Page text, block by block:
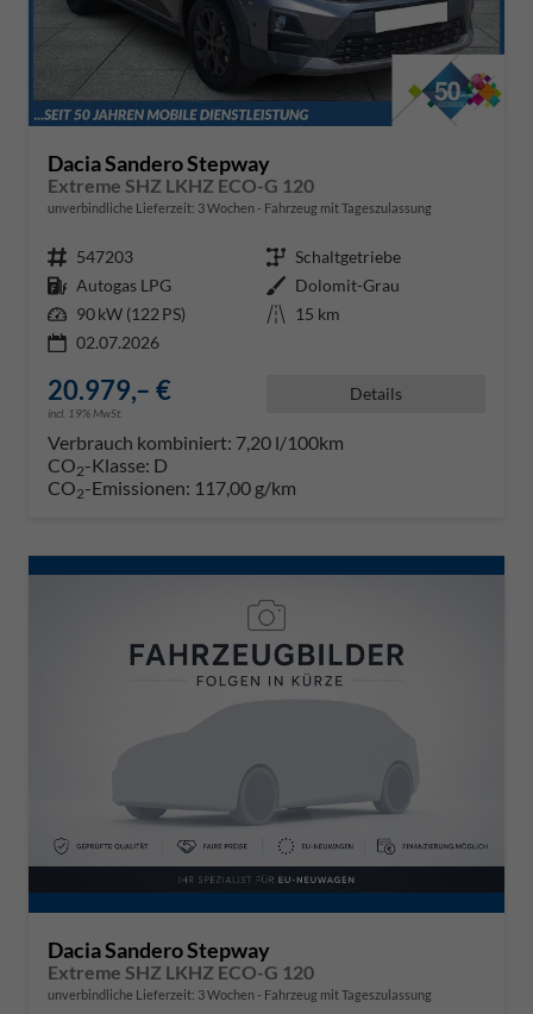
Dacia Sandero Stepway
Extreme SHZ LKHZ ECO-G 120
unverbindliche Lieferzeit: 3 Wochen Fahrzeug mit Tageszulassung
Fahrzeugnr. 547203 Getriebe Schaltgetriebe
Kraftstoff Autogas LPG Außenfarbe Dolomit-Grau
Leistung 90 kW (122 PS) Kilometerstand 15 km
02.07.2026
20.979,– €
incl. 19% MwSt.
Details
Verbrauch kombiniert: 7,20 l/100km
CO2-Klasse: D
CO2-Emissionen: 117,00 g/km
Dacia Sandero Stepway
Extreme SHZ LKHZ ECO-G 120
unverbindliche Lieferzeit: 3 Wochen Fahrzeug mit Tageszulassung